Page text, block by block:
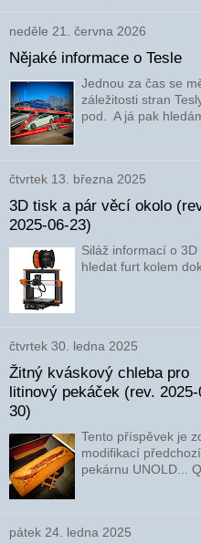
neděle 21. června 2026
Nějaké informace o Tesle
Jednou za čas se
záležitosti stran
pod. A já pak
čtvrtek 13. března 2025
3D tisk a pár věcí okolo
2025-06-23)
Siláž informací o
hledat furt kolem
čtvrtek 30. ledna 2025
Žitný kváskový chleba pro
litinový pekáček (rev. 2025-
30)
Tento příspěvek je
modifikací
pekárnu UNOLD...
pátek 24. ledna 2025